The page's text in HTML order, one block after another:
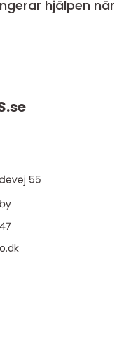
hjälpen när
se